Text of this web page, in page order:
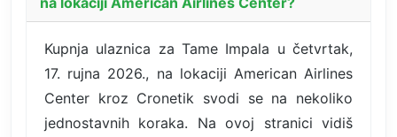
Kupnja ulaznica za Tame Impala u četvrtak,
17. rujna 2026., na lokaciji American Airlines
Center kroz Cronetik svodi se na nekoliko
jednostavnih koraka. Na ovoj stranici vidiš